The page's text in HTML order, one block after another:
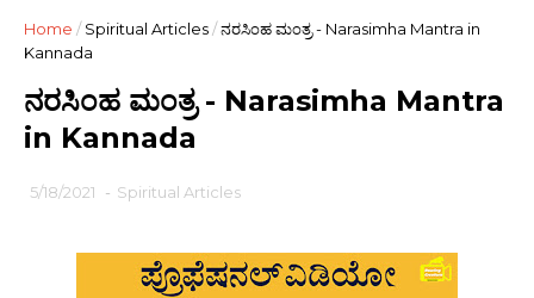
Home / Spiritual Articles/ನರಸಿಂಹ ಮಂತ್ರ - Narasimha Mantra in
Kannada
ನರಸಿಂಹ ಮಂತ್ರ - Narasimha Mantra
in Kannada
5/18/2021 - Spiritual Articles